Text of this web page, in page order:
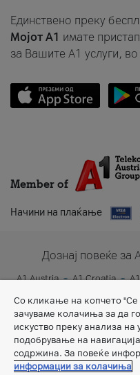
Единствено преку
Мојот A1 имате
за Вашите A1 услуги,
Member of
Начини на плаќање
Дознај повеќе за
A1 Austria A1 Croatia
A1
Со кликање на копчето "Се
зачуваме колачиња за да
искуство преку анализа
подобрување на
содржина. За повеќе
информации за колачиња